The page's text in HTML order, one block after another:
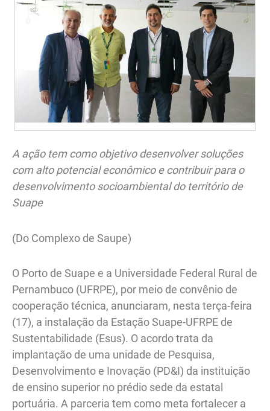
A ação tem como objetivo desenvolver soluções
com alto potencial econômico e contribuir para o
desenvolvimento socioambiental do território de
Suape
(Do Complexo de Saupe)
O Porto de Suape e a Universidade Federal Rural de
Pernambuco (UFRPE), por meio de convênio de
cooperação técnica, anunciaram, nesta terça-feira
(17), a instalação da Estação Suape-UFRPE de
Sustentabilidade (Esus). O acordo trata da
implantação de uma unidade de Pesquisa,
Desenvolvimento e Inovação (PD&I) da instituição
de ensino superior no prédio sede da estatal
portuária. A parceria tem como meta fortalecer a